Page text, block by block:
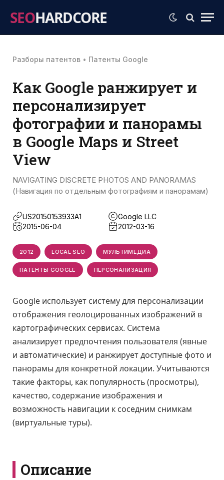
SEOHARDCORE
Разборы патентов • Патенты Google
Как Google ранжирует и
персонализирует
фотографии и панорамы
в Google Maps и Street
View
NAVIGATING DISCRETE PHOTOS AND PANORAMAS
(Навигация по отдельным фотографиям и панорамам)
US20150153933A1
Google LLC
2015-06-04
2012-03-16
2012 LOCAL SEO МУЛЬТИМЕДИА
ПАТЕНТЫ GOOGLE ПЕРСОНАЛИЗАЦИЯ
Google использует систему для персонализации
отображения геолоцированных изображений в
картографических сервисах. Система
анализирует предпочтения пользователя (явные
и автоматические) и ранжирует доступные фото и
панорамы для конкретной локации. Учитываются
такие факторы, как популярность (просмотры),
качество, содержание изображения и
возможность навигации к соседним снимкам
(виртуальные туры).
Описание